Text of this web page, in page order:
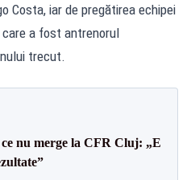
Costa, iar de pregătirea echipei
a fost antrenorul
trecut.
nu merge la CFR Cluj: „E